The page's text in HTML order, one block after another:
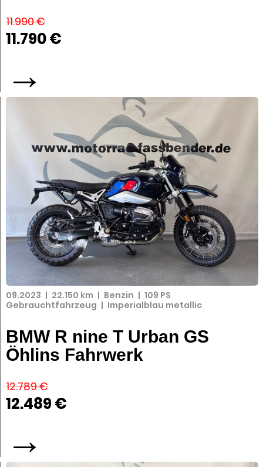
11.990 €
11.790 €
→
09.2023 | 22.150 km | Benzin | 109 PS
Gebrauchtfahrzeug | Imperialblau metallic
BMW R nine T Urban GS
Öhlins Fahrwerk
12.789 €
12.489 €
→